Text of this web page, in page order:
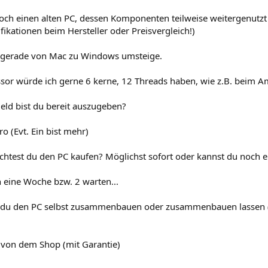
einen alten PC, dessen Komponenten teilweise
beim Hersteller oder Preisvergleich!)
von Mac zu Windows umsteige.
würde ich gerne 6 kerne, 12 Threads haben, wie z.B. beim
bist du bereit auszugeben?
(Evt. Ein bist mehr)
du den PC kaufen? Möglichst sofort oder kannst du noch
Woche bzw. 2 warten...
den PC selbst zusammenbauen oder zusammenbauen
dem Shop (mit Garantie)